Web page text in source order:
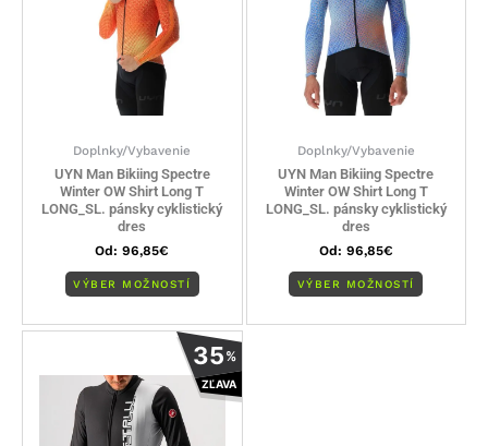
Doplnky/Vybavenie
UYN Man Bikiing Spectre
Winter OW Shirt Long T
LONG_SL. pánsky cyklistický
dres
Od:96,85€
VÝBER MOŽNOSTÍ
Doplnky/Vybavenie
UYN Man Bikiing Spectre
Winter OW Shirt Long T
LONG_SL. pánsky cyklistický
dres
Od: 96,85€
VÝBER MOŽNOSTÍ
35%
ZĽAVA
Tento
produkt
má